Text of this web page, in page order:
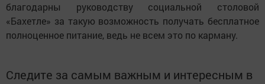
благодарны руководству социальной столовой
«Бахетле» за такую возможность получать бесплатное
полноценное питание, ведь не всем это по карману.
Следите за самым важным и интересным в